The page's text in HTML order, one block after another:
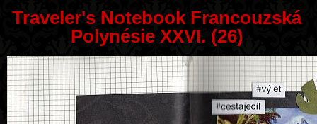
Traveler's Notebook Francouzská
Polynésie XXVI. (26)